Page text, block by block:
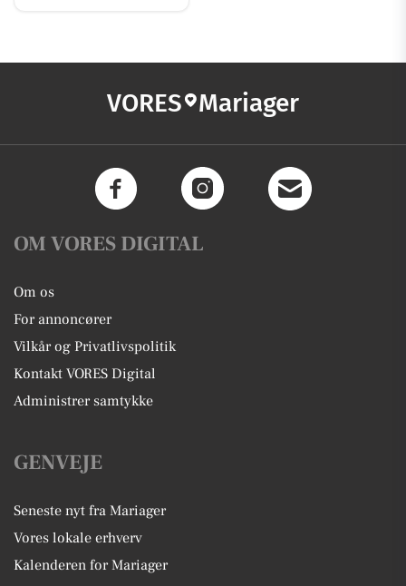
VORES Mariager
OM VORES DIGITAL
Om os
For annoncører
Vilkår og Privatlivspolitik
Kontakt VORES Digital
Administrer samtykke
GENVEJE
Seneste nyt fra Mariager
Vores lokale erhverv
Kalenderen for Mariager